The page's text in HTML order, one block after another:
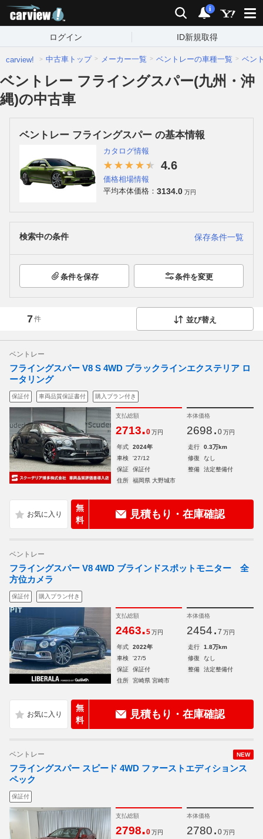
検索 通知
i
ログイン ID新規取得
carview! 中古車トップ メーカー一覧 ベントレーの車種一覧 ベン
ベントレー フライングスパー(九州・沖
縄)の中古車
ベントレー フライングスパー の基本情報
カタログ情報
4.6
価格相場情報
平均本体価格： 3134.0 万円
検索中の条件 保存条件一覧
条件を保存 条件を変更
7件 並び替え
ベントレー
フライングスパー V8 S 4WD ブラックラインエクステリア ロ
ータリング
保証付 車両品質保証書付 購入プラン付き
支払総額
2713.0 万円
本体価格
2698. 0 万円
年式 2024年 走行
0.3万km
車検
'27/12 修復
なし
保証
保証付 整備
法定整備付
住所
福岡県 大野城市
無
料
見積もり・在庫確認
ベントレー
フライングスパー V8 4WD ブラインドスポットモニター 全
方位カメラ
保証付 購入プラン付き
支払総額
2463.5 万円
本体価格
2454. 7 万円
年式 2022年 走行
1.8万km
車検
'27/5 修復
なし
保証
保証付 整備
法定整備付
住所
宮崎県 宮崎市
無
料
見積もり・在庫確認
NEW
ベントレー
フライングスパー スピード 4WD ファーストエディションス
ペック
保証付
支払総額
2798.0 万円
本体価格
2780. 0 万円